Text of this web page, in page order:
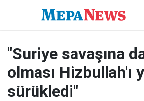
"Suriye savaşına
olması Hizbullah'ı
sürükledi"